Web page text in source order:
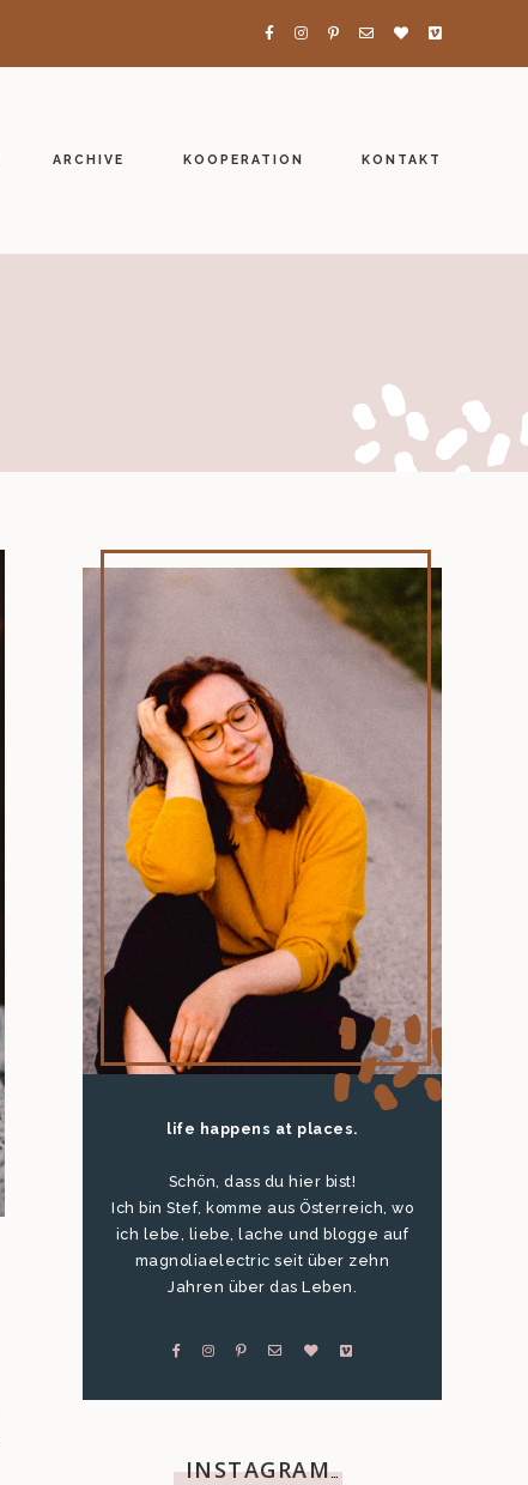
ARCHIVE KOOPERATION KONTAKT
life happens at places.
Schön, dass du hier bist!
Ich bin Stef, komme aus Österreich, wo
ich lebe, liebe, lache und blogge auf
magnoliaelectric seit über zehn
Jahren über das Leben.
INSTAGRAM…